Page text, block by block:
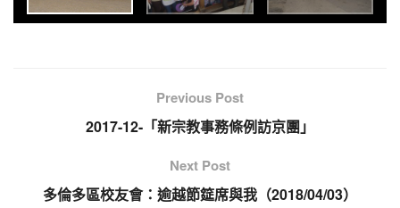
Previous Post
2017-12-「新宗教事務條例訪京團」
Next Post
多倫多區校友會：逾越節筵席與我（2018/04/03）